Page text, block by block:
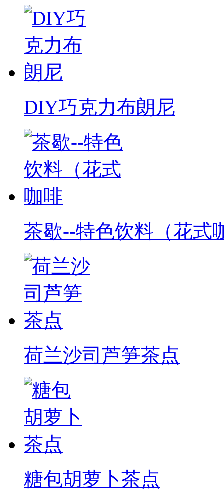
DIY巧克力布朗尼
茶歇--特色饮料（花式
荷兰沙司芦笋茶点
糖包胡萝卜茶点